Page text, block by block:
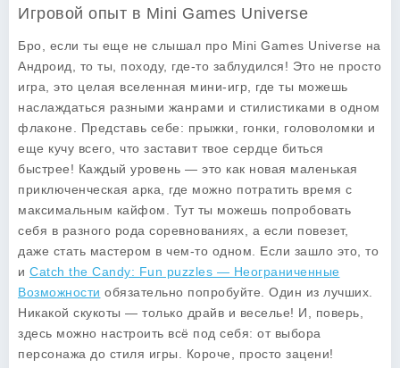
Игровой опыт в Mini Games Universe
Бро, если ты еще не слышал про Mini Games Universe на
Андроид, то ты, походу, где-то заблудился! Это не просто
игра, это целая вселенная мини-игр, где ты можешь
наслаждаться разными жанрами и стилистиками в одном
флаконе. Представь себе: прыжки, гонки, головоломки и
еще кучу всего, что заставит твое сердце биться
быстрее! Каждый уровень — это как новая маленькая
приключенческая арка, где можно потратить время с
максимальным кайфом. Тут ты можешь попробовать
себя в разного рода соревнованиях, а если повезет,
даже стать мастером в чем-то одном. Если зашло это, то
и Catch the Candy: Fun puzzles — Неограниченные
Возможности обязательно попробуйте. Один из лучших.
Никакой скукоты — только драйв и веселье! И, поверь,
здесь можно настроить всё под себя: от выбора
персонажа до стиля игры. Короче, просто зацени!